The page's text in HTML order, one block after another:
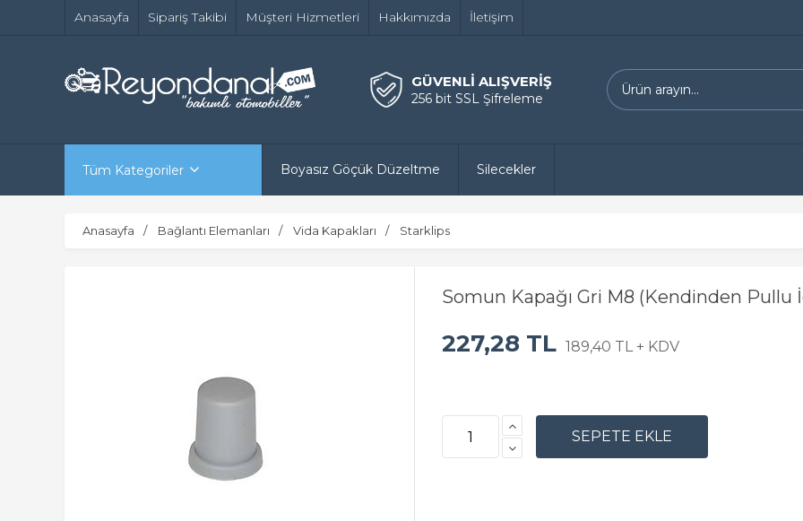
Anasayfa Sipariş Takibi Müşteri Hizmetleri Hakkımızda İletişim
GÜVENLİ ALIŞVERİŞ
256 bit SSL Şifreleme
Tüm Kategoriler Boyasız Göçük Düzeltme Silecekler
Anasayfa Bağlantı Elemanları Vida Kapakları Starklips
Somun Kapağı Gri M8 (Kendinden Pullu
227,28 TL 189,40 TL + KDV